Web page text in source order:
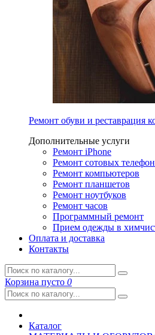
Ремонт обуви и реставрация
Дополнительные услуги
Ремонт iPhone
Ремонт сотовых
Ремонт компьютеров
Ремонт планшетов
Ремонт ноутбуков
Ремонт часов
Программный ремонт
Прием одежды в
Оплата и доставка
Контакты
Корзина пусто 0
Каталог